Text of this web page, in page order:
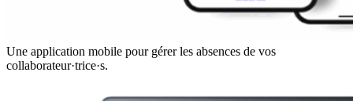
Une application mobile pour gérer les absences de vos
collaborateur·trice·s.